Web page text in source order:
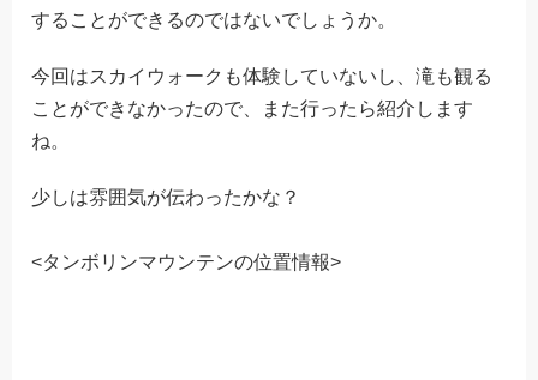
することができるのではないでしょうか。
今回はスカイウォークも体験していないし、滝も観る
ことができなかったので、また行ったら紹介します
ね。
少しは雰囲気が伝わったかな？
<タンボリンマウンテンの位置情報>